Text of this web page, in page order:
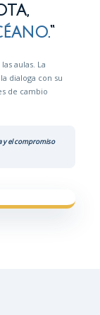
“
aulas. La
dialoga con su
de cambio
y el compromiso